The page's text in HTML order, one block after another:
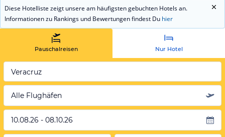
Diese Hotelliste zeigt unsere am häufigsten gebuchten Hotels an.
Informationen zu Rankings und Bewertungen findest Du hier
Pauschalreisen Nur Hotel
Veracruz
Alle Flughäfen
10.08.26 - 08.10.26